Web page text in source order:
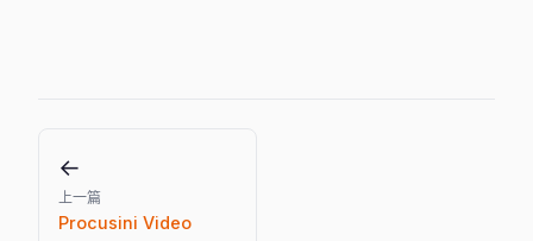
←
上一篇
Procusini Video